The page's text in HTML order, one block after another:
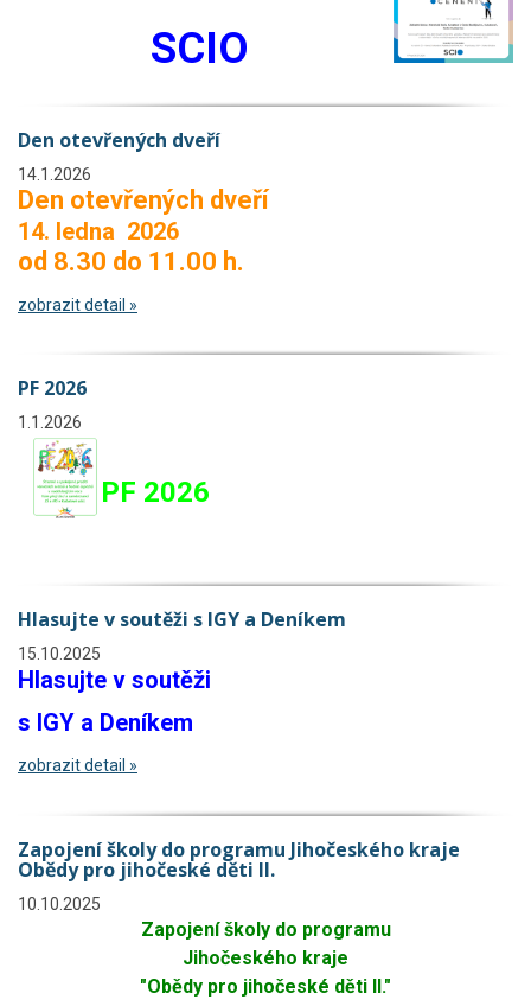
SCIO
Den otevřených dveří
14.1.2026
Den otevřených dveří
14. ledna 2026
od 8.30 do 11.00 h.
zobrazit detail »
PF 2026
1.1.2026
PF 2026
Hlasujte v soutěži s IGY a Deníkem
15.10.2025
Hlasujte v soutěži
s IGY a Deníkem
zobrazit detail »
Zapojení školy do programu Jihočeského kraje
Obědy pro jihočeské děti II.
10.10.2025
Zapojení školy do programu
Jihočeského kraje
"Obědy pro jihočeské děti II."